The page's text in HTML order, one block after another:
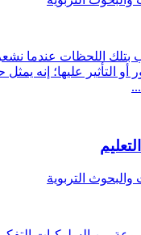
بتلك اللحظات عندما نشعر
التأثير عليها؛ إنه
التربوية